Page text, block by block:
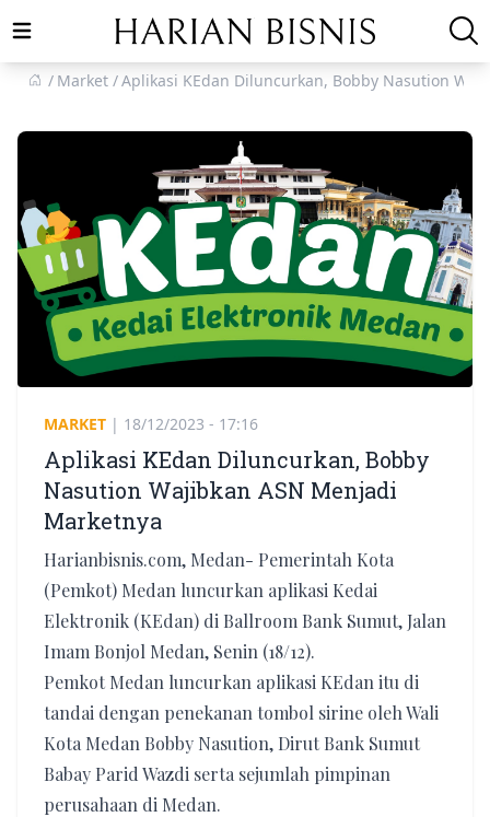
Open main menu
Market
Aplikasi KEdan Diluncurkan, Bobby Nasution
MARKET | 18/12/2023 - 17:16
Aplikasi KEdan Diluncurkan, Bobby
Nasution Wajibkan ASN Menjadi
Marketnya
Harianbisnis.com, Medan- Pemerintah Kota
(Pemkot) Medan luncurkan aplikasi Kedai
Elektronik (KEdan) di Ballroom Bank Sumut, Jalan
Imam Bonjol Medan, Senin (18/12).
Pemkot Medan luncurkan aplikasi KEdan itu di
tandai dengan penekanan tombol sirine oleh Wali
Kota Medan Bobby Nasution, Dirut Bank Sumut
Babay Parid Wazdi serta sejumlah pimpinan
perusahaan di Medan.